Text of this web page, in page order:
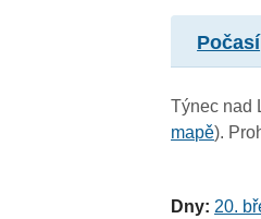
Počasí
Týnec nad
mapě).
Dny: 20.